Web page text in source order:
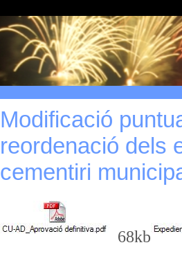
Modificació
reordenació dels
cementiri
68kb